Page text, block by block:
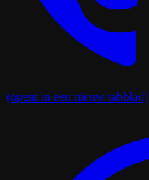
(opent in een nieuw tabblad)